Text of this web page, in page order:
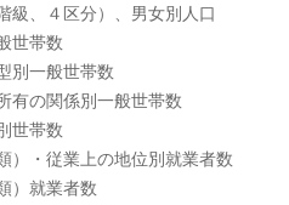
級、４区分）、男女別人口
世帯数
別一般世帯数
有の関係別一般世帯数
世帯数
）・従業上の地位別就業者数
）就業者数